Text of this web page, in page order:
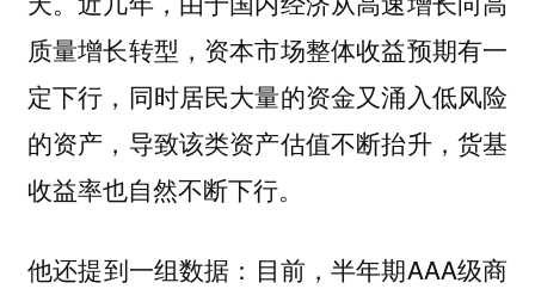
质量增长转型，资本市场整体收益预期有一
定下行，同时居民大量的资金又涌入低风险
的资产，导致该类资产估值不断抬升，货基
收益率也自然不断下行。
他还提到一组数据：目前，半年期AAA级商